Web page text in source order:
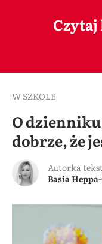
W SZKOLE
O
dobrze, że
Autorka
Basia